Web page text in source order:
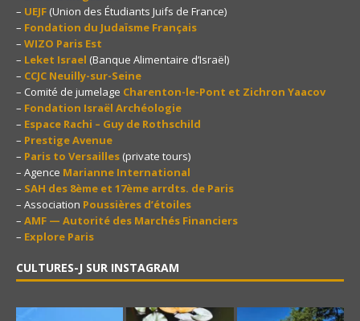
– UEJF (Union des Étudiants Juifs de France)
– Fondation du Judaïsme Français
– WIZO Paris Est
– Leket Israel (Banque Alimentaire d’Israël)
– CCJC Neuilly-sur-Seine
– Comité de jumelage Charenton-le-Pont et Zichron Yaacov
– Fondation Israël Archéologie
– Espace Rachi – Guy de Rothschild
– Prestige Avenue
– Paris to Versailles (private tours)
– Agence Marianne International
– SAH des 8ème et 17ème arrdts. de Paris
– Association Poussières d’étoiles
– AMF — Autorité des Marchés Financiers
– Explore Paris
CULTURES-J SUR INSTAGRAM